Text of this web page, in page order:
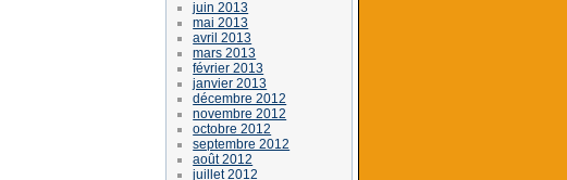
juin 2013
mai 2013
avril 2013
mars 2013
février 2013
janvier 2013
décembre 2012
novembre 2012
octobre 2012
septembre 2012
août 2012
juillet 2012